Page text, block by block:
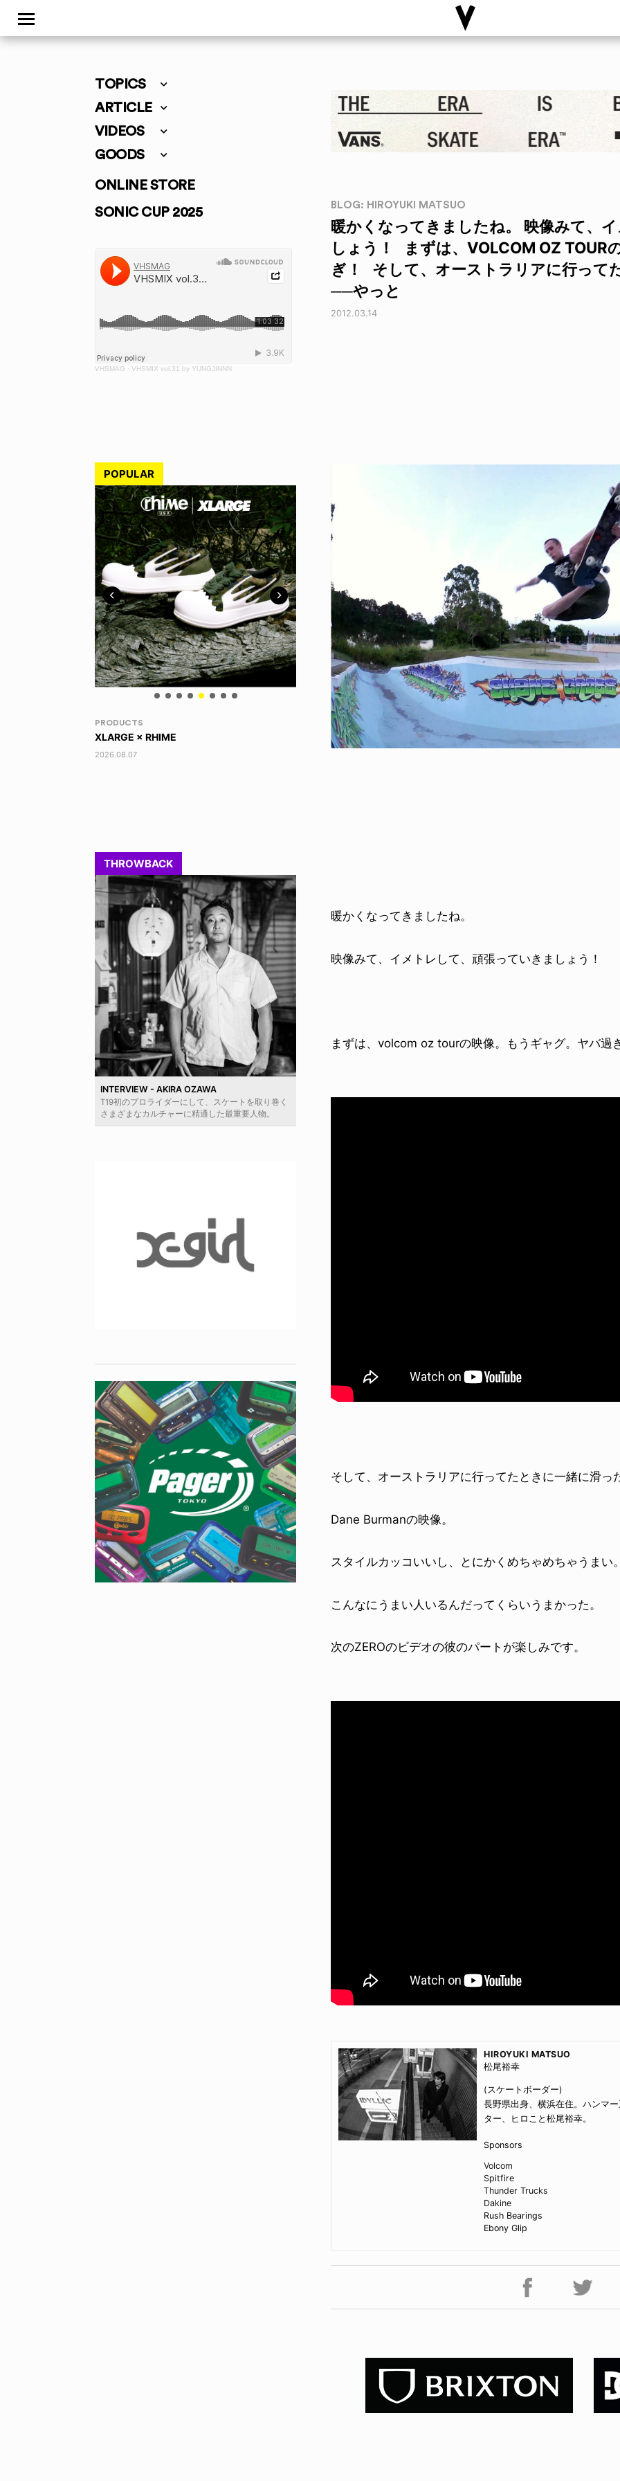
TOPICS
ARTICLE
VIDEOS
GOODS
ONLINE STORE
SONIC CUP 2025
VHSMAG · VHSMIX vol.31 by YUNGJINNN
POPULAR
RANDOM
DINOSAUR JR.
2026.08.06
VOICE OF FREEDOM
AKIRA OZAWA / 尾澤 彰 TONY ALVA (ENGLISH)
THROWBACK
INTERVIEW - AKIRA OZAWA
T19初のプロライダーにして、スケートを取り巻く
さまざまなカルチャーに精通した最重要人物。
BLOG: HIROYUKI MATSUO
暖かくなってきましたね。 映像みて、
しょう！ まずは、VOLCOM OZ TOUR
ぎ！ そして、オーストラリアに行って
──やっと
2012.03.14
暖かくなってきましたね。
映像みて、イメトレして、頑張っていきましょう！
まずは、volcom oz tourの映像。もうギャグ。ヤバ過
そして、オーストラリアに行ってたときに一緒に滑っ
Dane Burmanの映像。
スタイルカッコいいし、とにかくめちゃめちゃうまい
こんなにうまい人いるんだってくらいうまかった。
次のZEROのビデオの彼のパートが楽しみです。
HIROYUKI MATSUO
松尾裕幸
(スケートボーダー)
長野県出身、横浜在住。ハンマ
ター、ヒロこと松尾裕幸。
Sponsors
Volcom
Spitfire
Thunder Trucks
Dakine
Rush Bearings
Ebony Glip